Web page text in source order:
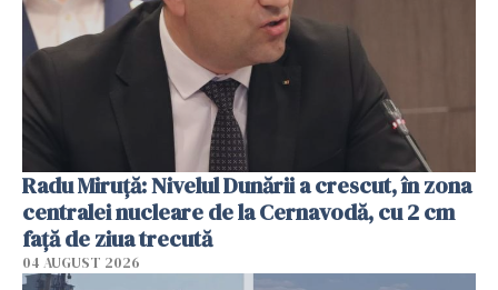
Radu Miruţă: Nivelul Dunării a crescut, în zona
centralei nucleare de la Cernavodă, cu 2 cm
faţă de ziua trecută
04 AUGUST 2026